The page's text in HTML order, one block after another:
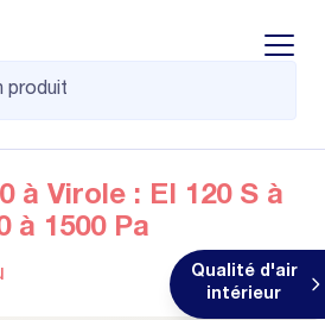
Qualité d'air
intérieur
à Virole : EI 120 S à
à 1500 Pa